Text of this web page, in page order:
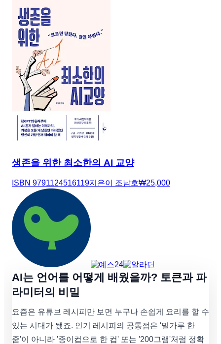
생존을 위한 최소한의 AI 교양
ISBN 9791124516119지은이 조남호₩25,000
AI는 언어를 어떻게 배웠을까? 토큰과 파
라미터의 비밀
요즘은 유튜브 레시피만 보면 누구나 손쉽게 요리를 할 수
있는 시대가 됐죠. 인기 레시피의 공통점은 '밀가루 한
줌'이 아니라 '종이컵으로 한 컵' 또는 '200그램'처럼 정확